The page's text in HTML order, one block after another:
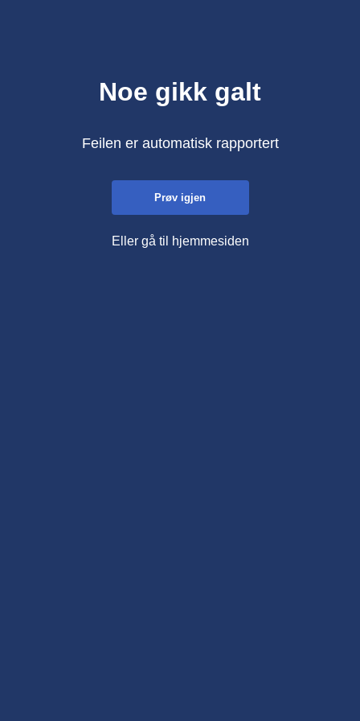
Noe gikk galt
Feilen er automatisk rapportert
Prøv igjen
Eller gå til hjemmesiden